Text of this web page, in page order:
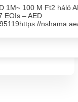
1M~ 100 M Ft2 háló
EOIs – AED